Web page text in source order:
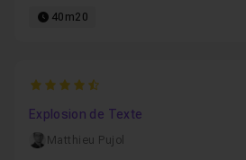
40m20
4.3333333333333
Explosion de Texte
Matthieu Pujol